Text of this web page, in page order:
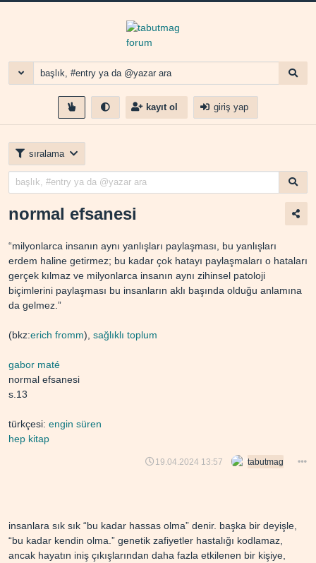
kayıt ol giriş yap
sıralama
normal efsanesi
“milyonlarca insanın aynı yanlışları paylaşması, bu yanlışları
erdem haline getirmez; bu kadar çok hatayı paylaşmaları o hataları
gerçek kılmaz ve milyonlarca insanın aynı zihinsel patoloji
biçimlerini paylaşması bu insanların aklı başında olduğu anlamına
da gelmez.”
(bkz:erich fromm), sağlıklı toplum
gabor maté
normal efsanesi
s.13
türkçesi: engin süren
hep kitap
19.04.2024 13:57 tabutmag
i̇nsanlara sık sık “bu kadar hassas olma” denir. başka bir deyişle,
“bu kadar kendin olma.” genetik zafiyetler hastalığı kodlamaz,
ancak hayatın iniş çıkışlarından daha fazla etkilenen bir kişiye,